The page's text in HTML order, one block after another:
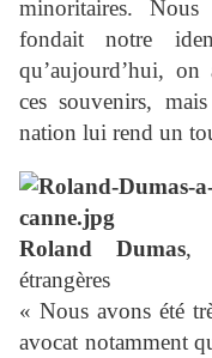
minoritaires.
fondait notre
qu’aujourd’hui,
ces souvenirs,
nation lui rend un
Roland Dumas,
étrangères
« Nous avons été
avocat notamment